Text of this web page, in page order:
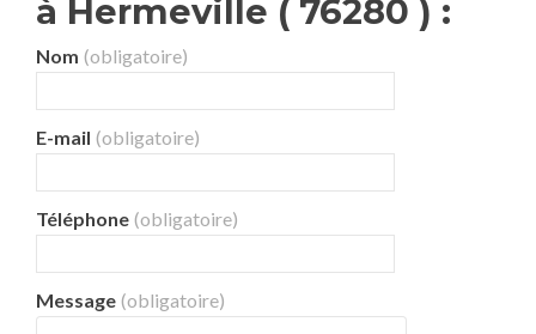
à Hermeville ( 76280 ) :
Nom (obligatoire)
E-mail (obligatoire)
Téléphone (obligatoire)
Message (obligatoire)